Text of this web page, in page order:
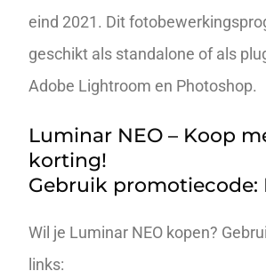
eind 2021. Dit
geschikt als standalone of als
Adobe Lightroom en Photoshop.
Luminar NEO – Koop
korting!
Gebruik promotiecode:
Wil je Luminar NEO kopen?
links: